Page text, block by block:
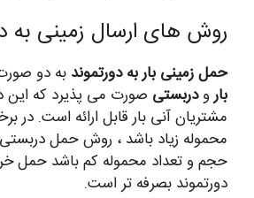
روش های ارسال زمینی به
حمل زمینی بار به دورتموند به دو
بارودربستی صورت می پذیرد که
مشتریان آنی بار قابل ارائه است. در
محموله زیاد باشد ، روش حمل
حجم و تعداد محموله کم باشد حمل
دورتموند بصرفه تر است.